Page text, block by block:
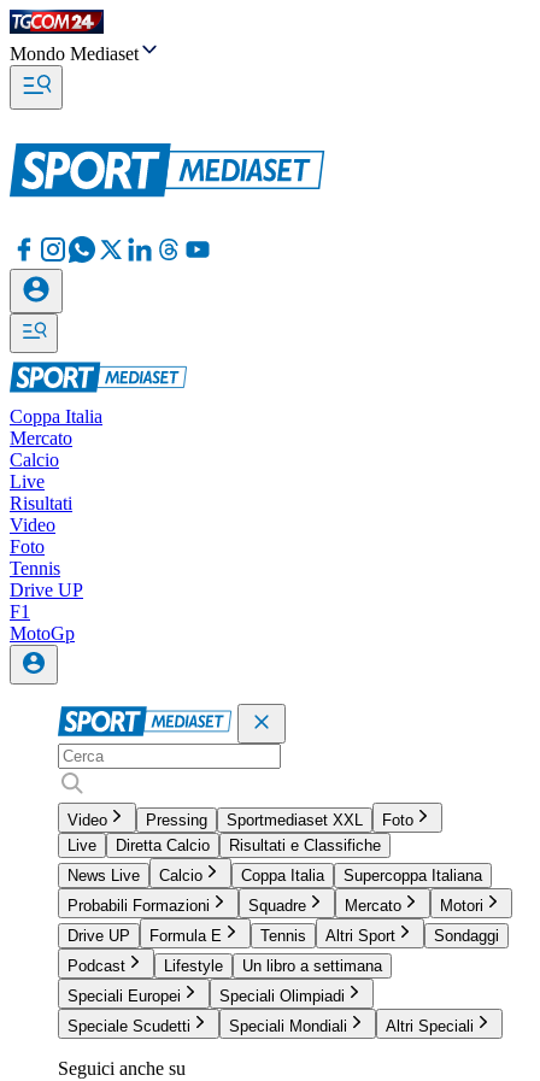
Mondo Mediaset
Coppa Italia
Mercato
Calcio
Live
Risultati
Video
Foto
Tennis
Drive UP
F1
MotoGp
Video Pressing Sportmediaset XXL
Foto
Live
Diretta Calcio
Risultati e Classifiche
News Live
Calcio Coppa Italia
Supercoppa Italiana
Probabili Formazioni
Squadre Mercato
Motori
Drive UP
Formula E Tennis Altri Sport
Sondaggi
Podcast
Lifestyle
Un libro a settimana
Speciali Europei
Speciali Olimpiadi
Speciale Scudetti
Speciali Mondiali Altri Speciali
Seguici anche su